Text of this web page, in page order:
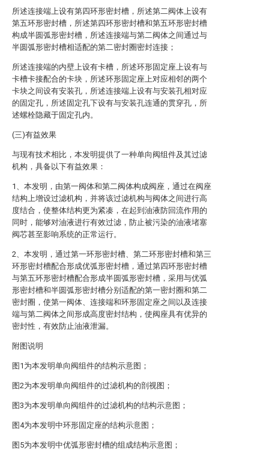
所述连接端上设有第四环形密封槽，所述第二阀体上设有
第五环形密封槽，所述第四环形密封槽和第五环形密封槽
构成半圆弧形密封槽，所述连接端与第二阀体之间通过与
半圆弧形密封槽相适配的第二密封圈密封连接；
所述连接端的内壁上设有卡槽，所述环形固定座上设有与
卡槽卡接配合的卡块，所述环形固定座上对应相邻的两个
卡块之间设有安装孔，所述连接端上设有与安装孔相对应
的固定孔，所述固定孔下设有与安装孔连通的贯穿孔，所
述螺栓隐藏于固定孔内。
(三)有益效果
与现有技术相比，本发明提供了一种单向阀组件及其过滤
机构，具备以下有益效果：
1、本发明，由第一阀体和第二阀体构成阀座，通过在阀座
结构上增设过滤机构，并将该过滤机构与阀体之间进行高
度结合，使整体结构更为紧凑，在起到油液防回流作用的
同时，能够对油液进行有效过滤，防止被污染的油液堵塞
阀芯甚至影响系统的正常运行。
2、本发明，通过第一环形密封槽、第二环形密封槽和第三
环形密封槽配合形成优弧形密封槽，通过第四环形密封槽
与第五环形密封槽配合形成半圆弧形密封槽，采用与优弧
形密封槽和半圆弧形密封槽分别适配的第一密封圈和第二
密封圈，使第一阀体、连接端和环形固定座之间以及连接
端与第二阀体之间形成高度密封结构，使阀座具有优异的
密封性，有效防止油液泄漏。
附图说明
图1为本发明单向阀组件的结构示意图；
图2为本发明单向阀组件的过滤机构的剖视图；
图3为本发明单向阀组件的过滤机构的结构示意图；
图4为本发明中环形固定座的结构示意图；
图5为本发明中优弧形密封槽的组成结构示意图；